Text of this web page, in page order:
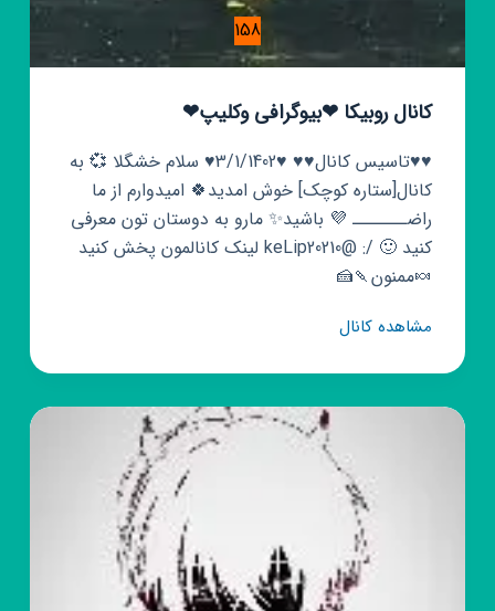
158
کانال روبیکا ❤بیوگرافی وکلیپ❤
♥️♥️تاسیس کانال♥️♥️ ♥️3/1/1402♥️ سلام خشگلا 💞 به
کانال[ستاره کوچک] خوش امدید🍀 امیدوارم از ما
راضـــــــ 💜 باشید✨ مارو به دوستان تون معرفی
کنید 🙂 /: @keLip20210 لینک کانالمون پخش کنید
🍬ممنون🍡🍰
مشاهده کانالکانال
❤
بیوگرافی
وکلیپ
❤